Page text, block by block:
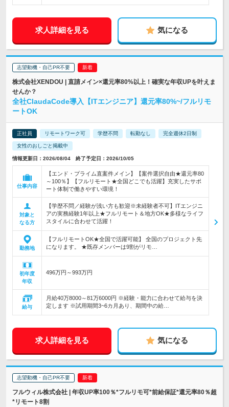
求人詳細を見る 気になる
志望動機・自己PR不要
株式会社XENDOU | 直請メイン×還元率80%以上！確実な年収UPを叶えま
せんか？
全社ClaudaCode導入【ITエンジニア】還元率80%~/フルリモ
ートOK
正社員 リモートワーク可 学歴不問 転勤なし 完全週休2日制
女性のおしごと掲載中
情報更新日：2026/08/04 終了予定日：2026/10/05
仕事内容
【エンド・プライム直案件メイン】【案件選択自由★還元率80
～100％】【フルリモート★全国どこでも活躍】充実したサポ
ート体制で働きやすい環境！
対象と
なる方
【学歴不問／経験が浅い方も歓迎※未経験者不可】ITエンジニ
アの実務経験1年以上★フルリモート＆地方OK★多様なライフ
スタイルに合わせて活躍！
勤務地
【フルリモートOK★全国で活躍可能】 全国のプロジェクト先
になります。 ★既存メンバーは9割がリモ…
初年度
年収
496万円～993万円
給与
月給40万8000～81万6000円 ※経験・能力に合わせて給与を決
定します ※試用期間3~6カ月あり、期間中の給…
求人詳細を見る 気になる
志望動機・自己PR不要
フルウィル株式会社 | 年収UP率100％*フルリモ可*前給保証*還元率80％超
*リモート8割